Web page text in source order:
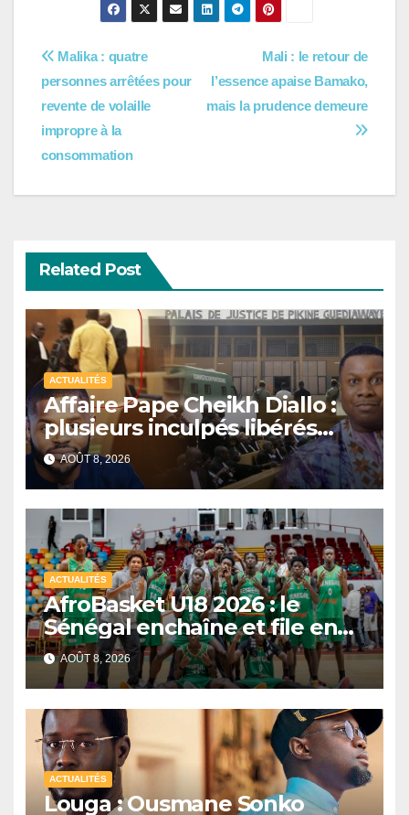
Navigation
de
l’article
Mali : le retour de
l’essence apaise Bamako,
mais la prudence demeure
Malika : quatre
personnes arrêtées pour
revente de volaille
impropre à la
consommation
Related Post
ACTUALITÉS
Affaire Pape Cheikh Diallo :
plusieurs inculpés libérés
après un non-lieu partiel
AOÛT 8, 2026
ACTUALITÉS
AfroBasket U18 2026 : le
Sénégal enchaîne et file en
quarts de finale
AOÛT 8, 2026
ACTUALITÉS
Louga : Ousmane Sonko